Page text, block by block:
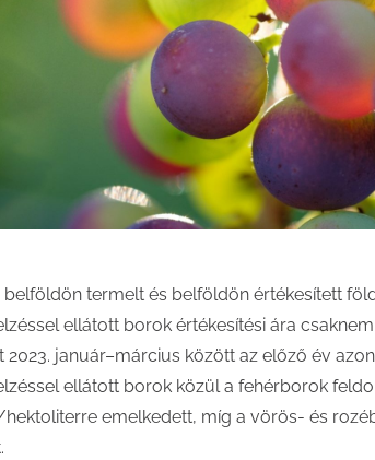
belföldön termelt és belföldön értékesített
ellátott borok értékesítési ára
január–március között az előző év
ellátott borok közül a fehérborok
emelkedett, míg a vörös- és